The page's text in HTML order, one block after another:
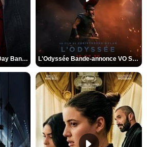
Spider-Man: Brand New Day Bande-annonce VO STFR L'Odyssée Bande-annonce VO STFR